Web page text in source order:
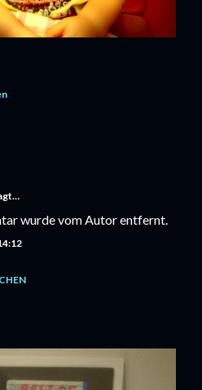
wurde vom Autor entfernt.